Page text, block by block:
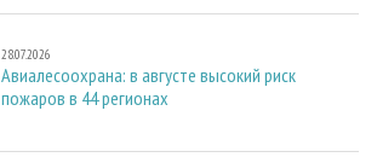
28.07.2026
Авиалесоохрана: в августе высокий риск
пожаров в 44 регионах